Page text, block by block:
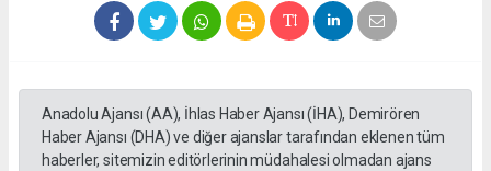
Anadolu Ajansı (AA), İhlas Haber Ajansı (İHA), Demirören
Haber Ajansı (DHA) ve diğer ajanslar tarafından eklenen tüm
haberler, sitemizin editörlerinin müdahalesi olmadan ajans